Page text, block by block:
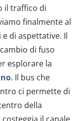
il traffico di
finalmente al
di aspettative. Il
di fuso
esplorare la
. Il bus che
ci permette di
della